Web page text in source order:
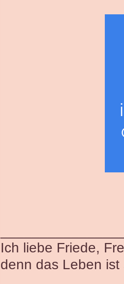
Ich liebe Friede,
denn das Leben